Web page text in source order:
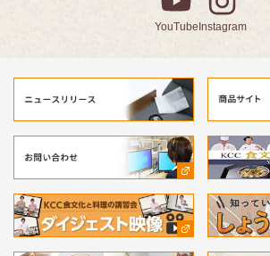
YouTubeInstagram